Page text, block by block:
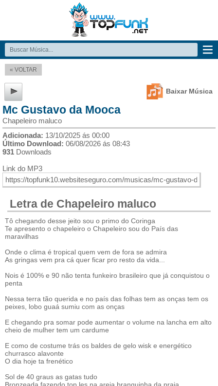
« VOLTAR
Baixar Música
Mc Gustavo da Mooca
Chapeleiro maluco
Adicionada: 13/10/2025 ás 00:00
Último Download: 06/08/2026 ás 08:43
931 Downloads
Link do MP3
Letra de Chapeleiro maluco
Tô chegando desse jeito sou o primo do Coringa
Te apresento o chapeleiro o Chapeleiro sou do País das
maravilhas
Onde o clima é tropical quem vem de fora se admira
As gringas vem pra cá quer ficar pro resto da vida...
Nois é 100% e 90 não tenta funkeiro brasileiro que já conquistou o
penta
Nessa terra tão querida e no país das folhas tem as onças tem os
peixes, lobo guaá sumiu com as onças
E chegando pra somar pode aumentar o volume na lancha em alto
cheio de mulher tem um cardume
E como de costume trás os baldes de gelo wisk e energético
churrasco alavonte
O dia hoje ta frenético
Sol de 40 graus as gatas tudo